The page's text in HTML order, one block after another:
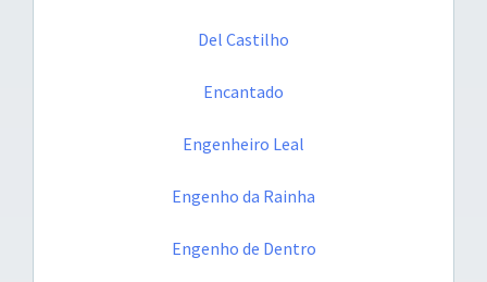
Del Castilho
Encantado
Engenheiro Leal
Engenho da Rainha
Engenho de Dentro